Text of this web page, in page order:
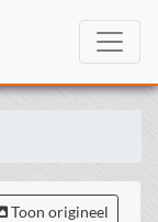
Toon origineel